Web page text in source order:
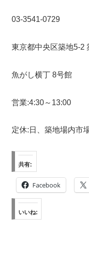
03-3541-0729
東京都中央区築地5-
魚がし横丁 8号館
営業:4:30～13:00
定休:日、築地場内市
共有:
Facebook
いいね: